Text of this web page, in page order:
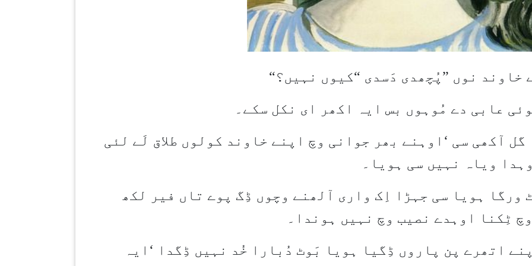
خاوند نوں ” پُچھدی دَسدی “کیوں نہیں؟“
عابی دے مُوہوں بس ایہ اکھر ای نکل سکے۔
گل آکھی سی ‘ اوہنے بھر جوانی وچ اپنے خاوند کولوں طلاق لَے لئی
ویاہ نہیں سی ہویا۔
ورگا ہویا سی جہڑا اِک واری آلھنے وچوں ڈِگ پوے تاں فیر لکھ
ٹِکنا اوہدے نصیب وچ نہیں ہوندا۔
اتھرے پن پاروں ڈِگیا ہویا بَوٹ دُبارا خُد نہیں ڈِگدا ‘ ایہ